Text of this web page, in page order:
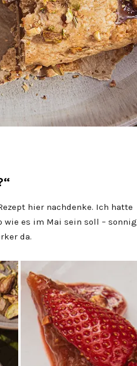
hier nachdenke. Ich hatte
wie es im Mai sein soll – sonnig
da.